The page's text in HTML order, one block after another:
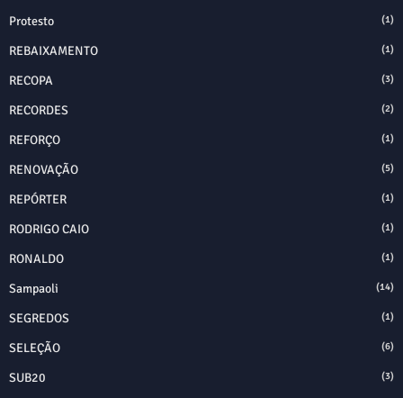
Protesto (1)
REBAIXAMENTO (1)
RECOPA (3)
RECORDES (2)
REFORÇO (1)
RENOVAÇÃO (5)
REPÓRTER (1)
RODRIGO CAIO (1)
RONALDO (1)
Sampaoli (14)
SEGREDOS (1)
SELEÇÃO (6)
SUB20 (3)